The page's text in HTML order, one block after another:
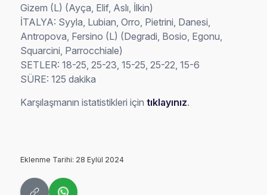
Gizem (L) (Ayça, Elif, Aslı, İlkin)
İTALYA: Syyla, Lubian, Orro, Pietrini, Danesi,
Antropova, Fersino (L) (Degradi, Bosio, Egonu,
Squarcini, Parrocchiale)
SETLER: 18-25, 25-23, 15-25, 25-22, 15-6
SÜRE: 125 dakika
Karşılaşmanın istatistikleri içintıklayınız.
Eklenme Tarihi: 28 Eylül 2024